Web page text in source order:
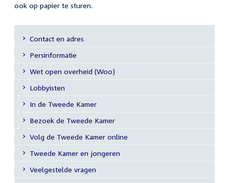
ook op papier te sturen.
Submenu
Contact en adres
Persinformatie
Wet open overheid (Woo)
Lobbyisten
In de Tweede Kamer
Bezoek de Tweede Kamer
Volg de Tweede Kamer online
Tweede Kamer en jongeren
Veelgestelde vragen